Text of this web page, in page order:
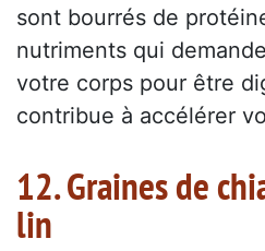
sont bourrés de
nutriments qui
votre corps pour être
contribue à accélérer
12. Graines de
lin